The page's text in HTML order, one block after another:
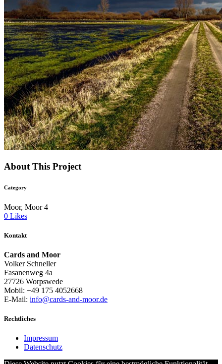
About This Project
Category
Moor, Moor 4
0 Likes
Kontakt
Cards and Moor
Volker Schneller
Fasanenweg 4a
27726 Worpswede
Mobil: +49 175 4052668
E-Mail: info@cards-and-moor.de
Rechtliches
Impressum
Datenschutz